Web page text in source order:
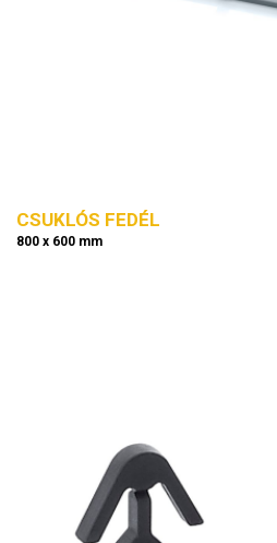
CSUKLÓS FEDÉL
800 x 600 mm